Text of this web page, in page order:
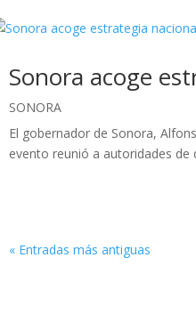
Sonora acoge
SONORA
El gobernador de Sonora,
evento reunió a autoridades de
« Entradas más antiguas